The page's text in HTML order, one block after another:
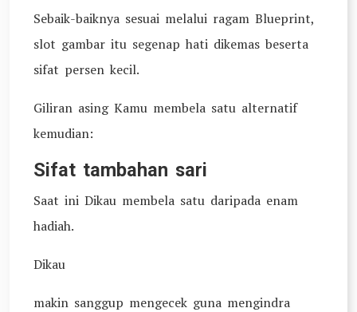
Sebaik-baiknya sesuai melalui ragam Blueprint,
slot gambar itu segenap hati dikemas beserta
sifat persen kecil.
Giliran asing Kamu membela satu alternatif
kemudian:
Sifat tambahan sari
Saat ini Dikau membela satu daripada enam
hadiah.
Dikau
makin sanggup mengecek guna mengindra